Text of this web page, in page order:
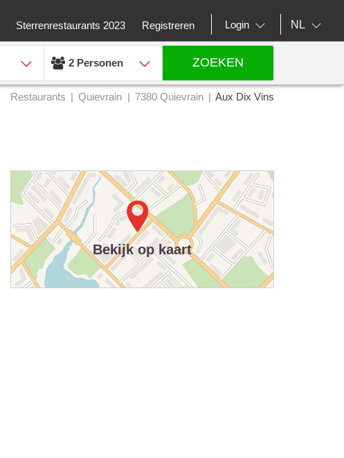
Sterrenrestaurants 2023 Registreren Login NL
2 Personen ZOEKEN
Restaurants Quievrain 7380 Quievrain Aux Dix Vins
Bekijk op kaart